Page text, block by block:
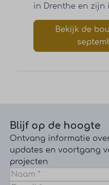
in Drenthe en zijn
Bekijk de
Blijf op de hoogte
Ontvang informatie
updates en voortgang
projecten